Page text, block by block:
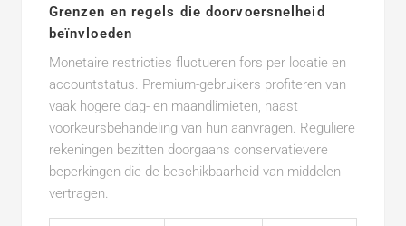
Grenzen en regels die doorvoersnelheid
beïnvloeden
Monetaire restricties fluctueren fors per locatie en
accountstatus. Premium-gebruikers profiteren van
vaak hogere dag- en maandlimieten, naast
voorkeursbehandeling van hun aanvragen. Reguliere
rekeningen bezitten doorgaans conservatievere
beperkingen die de beschikbaarheid van middelen
vertragen.